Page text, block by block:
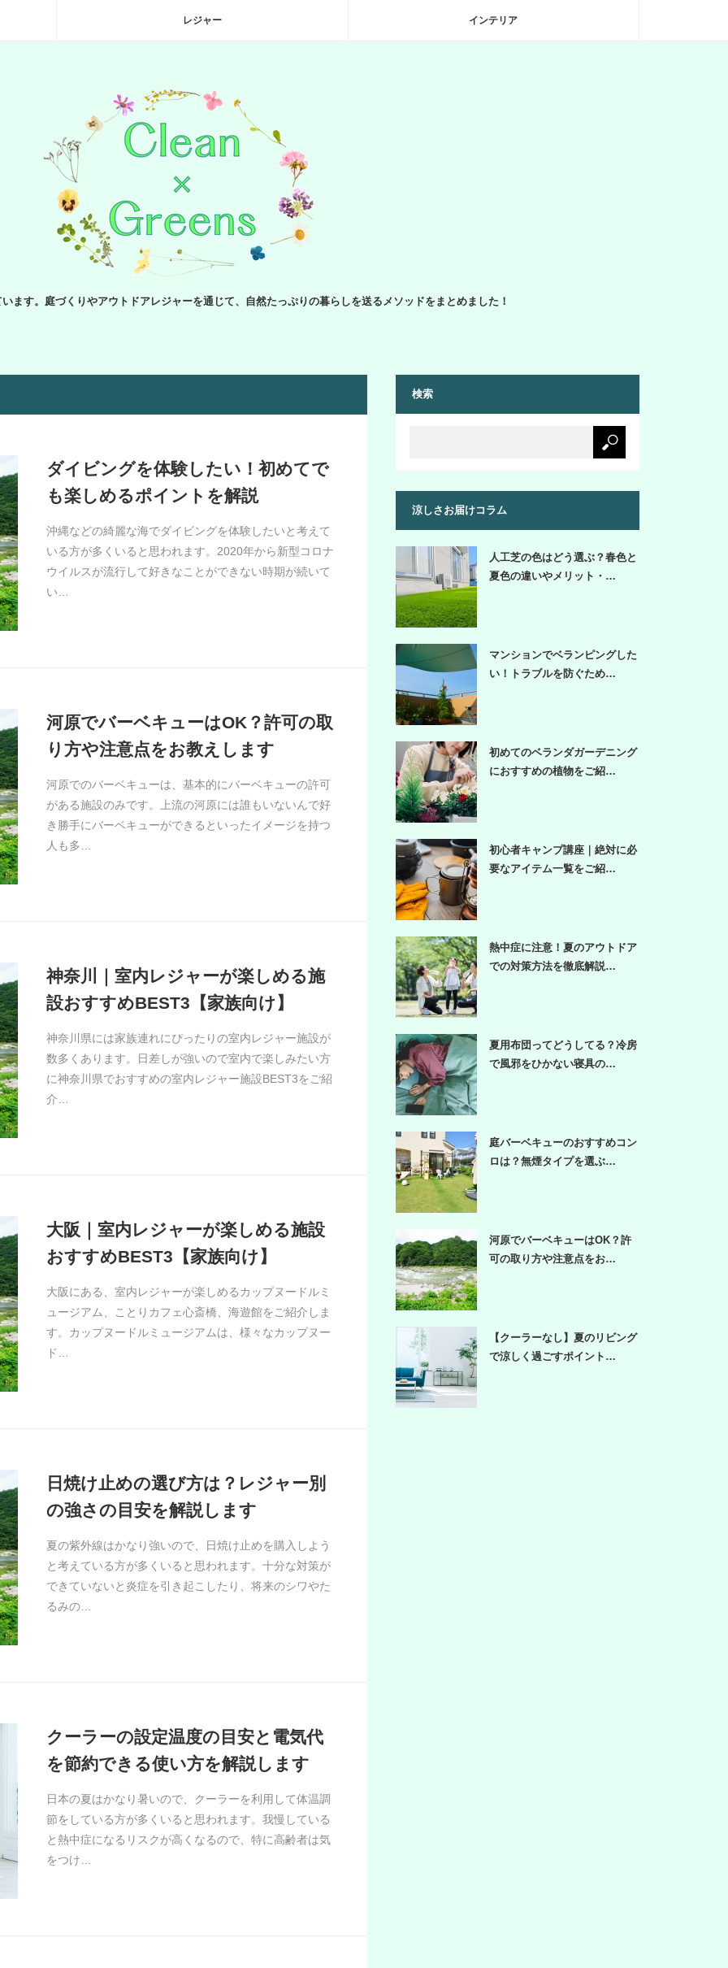
レジャー インテリア
ます。庭づくりやアウトドアレジャーを通じて、自然たっぷりの暮らしを送るメソッドをまとめました！
ダイビングを体験したい！初めてで
も楽しめるポイントを解説
沖縄などの綺麗な海でダイビングを体験したいと考えて
いる方が多くいると思われます。2020年から新型コロナ
ウイルスが流行して好きなことができない時期が続いて
い…
河原でバーベキューはOK？許可の取
り方や注意点をお教えします
河原でのバーベキューは、基本的にバーベキューの許可
がある施設のみです。上流の河原には誰もいないんで好
き勝手にバーベキューができるといったイメージを持つ
人も多…
神奈川｜室内レジャーが楽しめる施
設おすすめBEST3【家族向け】
神奈川県には家族連れにぴったりの室内レジャー施設が
数多くあります。日差しが強いので室内で楽しみたい方
に神奈川県でおすすめの室内レジャー施設BEST3をご紹
介…
大阪｜室内レジャーが楽しめる施設
おすすめBEST3【家族向け】
大阪にある、室内レジャーが楽しめるカップヌードルミ
ュージアム、ことりカフェ心斎橋、海遊館をご紹介しま
す。カップヌードルミュージアムは、様々なカップヌー
ド…
日焼け止めの選び方は？レジャー別
の強さの目安を解説します
夏の紫外線はかなり強いので、日焼け止めを購入しよう
と考えている方が多くいると思われます。十分な対策が
できていないと炎症を引き起こしたり、将来のシワやた
るみの…
クーラーの設定温度の目安と電気代
を節約できる使い方を解説します
日本の夏はかなり暑いので、クーラーを利用して体温調
節をしている方が多くいると思われます。我慢している
と熱中症になるリスクが高くなるので、特に高齢者は気
をつけ…
検索
涼しさお届けコラム
人工芝の色はどう選ぶ？春色と
夏色の違いやメリット・…
マンションでベランピングした
い！トラブルを防ぐため…
初めてのベランダガーデニング
におすすめの植物をご紹…
初心者キャンプ講座｜絶対に必
要なアイテム一覧をご紹…
熱中症に注意！夏のアウトドア
での対策方法を徹底解説…
夏用布団ってどうしてる？冷房
で風邪をひかない寝具の…
庭バーベキューのおすすめコン
ロは？無煙タイプを選ぶ…
河原でバーベキューはOK？許
可の取り方や注意点をお…
【クーラーなし】夏のリビング
で涼しく過ごすポイント…